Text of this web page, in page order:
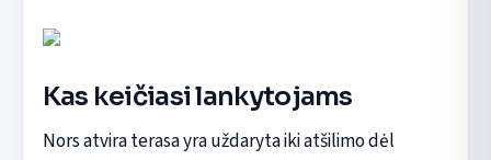
Kas keičiasi lankytojams
Nors atvira terasa yra uždaryta iki atšilimo dėl